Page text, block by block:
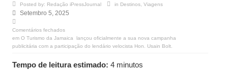
Posted by: Redação iPressJournal in Destinos Viagens
Setembro 5, 2025
Comentários fechados
em O Turismo da Jamaica lançou oficialmente a sua nova campanha
publicitária com a participação do lendário velocista Hon. Usain Bolt.
Tempo de leitura estimado: 4 minutos